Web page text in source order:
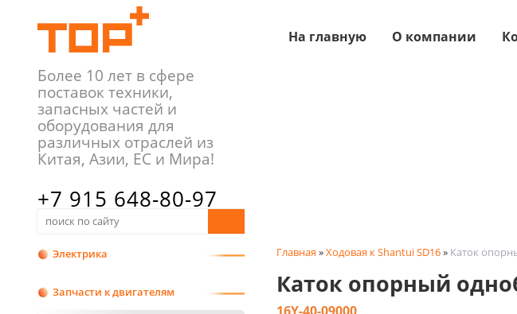
На главную О компании
Более 10 лет в сфере
поставок техники,
запасных частей и
оборудования для
различных отраслей из
Китая, Азии, ЕС и Мира!
+7 915 648-80-97
+7 481 226-84-94
Электрика
Запчасти к двигателям
Главная »Ходовая к Shantui SD16» Каток
Каток опорный